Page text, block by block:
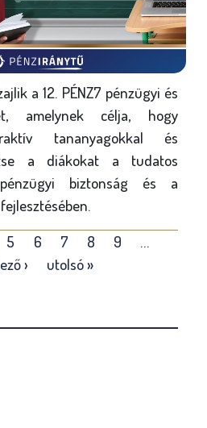
a 12. PÉNZ7 pénzügyi és
amelynek célja, hogy
tananyagokkal és
a diákokat a tudatos
biztonság és a
5 6 7 8 9
…
›
utolsó »